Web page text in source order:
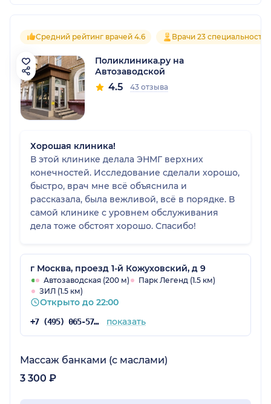
Средний рейтинг врачей 4.6 Врачи 23 специальностей
Поликлиника.ру на
Автозаводской
4.5 43 отзыва
Хорошая клиника!
В этой клинике делала ЭНМГ верхних
конечностей. Исследование сделали хорошо,
быстро, врач мне всё объяснила и
рассказала, была вежливой, всё в порядке. В
самой клинике с уровнем обслуживания
дела тоже обстоят хорошо. Спасибо!
г Москва, проезд 1-й Кожуховский, д 9
Автозаводская (200 м)
Парк Легенд (1.5 км)
ЗИЛ (1.5 км)
Открыто до 22:00
+7 (495) 065-57-73 показать
Массаж банками (с маслами)
3 300 ₽